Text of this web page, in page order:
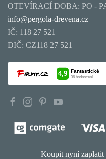
OTEVÍRACÍ DOBA: PO -
info@pergola-drevena.cz
IČ: 118 27 521
DIČ: CZ118 27 521
Koupit nyní zaplatit